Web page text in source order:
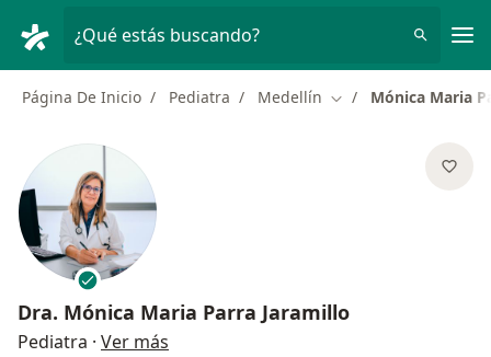
¿Qué estás buscando?
Página De Inicio Pediatra Medellín Cambiar de ciudad
Mónica Maria
Dra. Mónica Maria Parra Jaramillo
Pediatra · Ver más